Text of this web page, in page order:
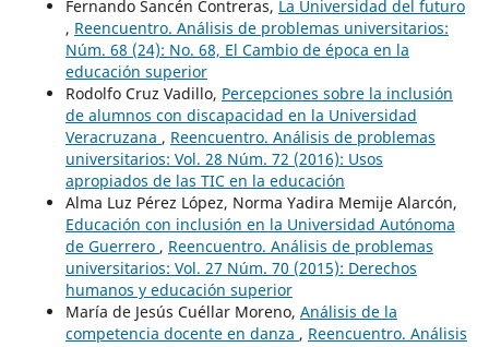
Fernando Sancén Contreras, La Universidad del futuro
, Reencuentro. Análisis de problemas universitarios:
Núm. 68 (24): No. 68, El Cambio de época en la
educación superior
Rodolfo Cruz Vadillo, Percepciones sobre la inclusión
de alumnos con discapacidad en la Universidad
Veracruzana , Reencuentro. Análisis de problemas
universitarios: Vol. 28 Núm. 72 (2016): Usos
apropiados de las TIC en la educación
Alma Luz Pérez López, Norma Yadira Memije Alarcón,
Educación con inclusión en la Universidad Autónoma
de Guerrero , Reencuentro. Análisis de problemas
universitarios: Vol. 27 Núm. 70 (2015): Derechos
humanos y educación superior
María de Jesús Cuéllar Moreno, Análisis de la
competencia docente en danza , Reencuentro. Análisis